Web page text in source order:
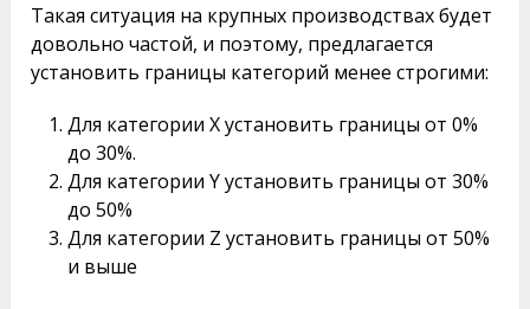
Такая ситуация на крупных производствах будет
довольно частой, и поэтому, предлагается
установить границы категорий менее строгими:
Для категории X установить границы от 0%
до 30%.
Для категории Y установить границы от 30%
до 50%
Для категории Z установить границы от 50%
и выше